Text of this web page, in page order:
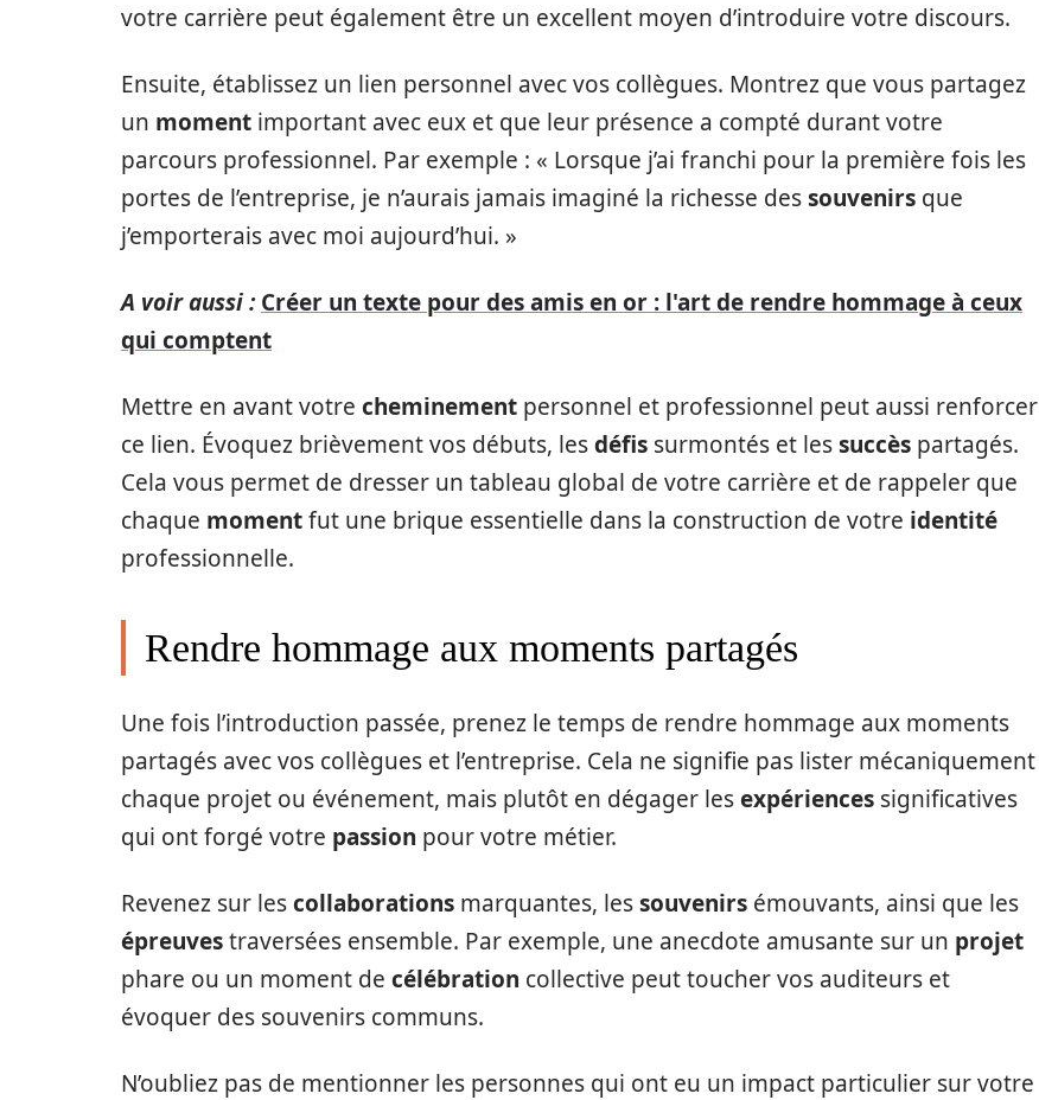
votre carrière peut également être un excellent moyen d’introduire votre discours.
Ensuite, établissez un lien personnel avec vos collègues. Montrez que vous partagez
un moment important avec eux et que leur présence a compté durant votre
parcours professionnel. Par exemple : « Lorsque j’ai franchi pour la première fois les
portes de l’entreprise, je n’aurais jamais imaginé la richesse dessouvenirs que
j’emporterais avec moi aujourd’hui. »
A voir aussi : Créer un texte pour des amis en or : l'art de rendre hommage à ceux
qui comptent
Mettre en avant votre cheminement personnel et professionnel peut aussi renforcer
ce lien. Évoquez brièvement vos débuts, lesdéfis surmontés et lessuccès partagés.
Cela vous permet de dresser un tableau global de votre carrière et de rappeler que
chaque momentfut une brique essentielle dans la construction de votre identité
professionnelle.
Rendre hommage aux moments partagés
Une fois l’introduction passée, prenez le temps de rendre hommage aux moments
partagés avec vos collègues et l’entreprise. Cela ne signifie pas lister mécaniquement
chaque projet ou événement, mais plutôt en dégager lesexpériences significatives
qui ont forgé votre passion pour votre métier.
Revenez sur lescollaborations marquantes, lessouvenirs émouvants, ainsi que les
épreuvestraversées ensemble. Par exemple, une anecdote amusante sur un projet
phare ou un moment de célébration collective peut toucher vos auditeurs et
évoquer des souvenirs communs.
N’oubliez pas de mentionner les personnes qui ont eu un impact particulier sur votre